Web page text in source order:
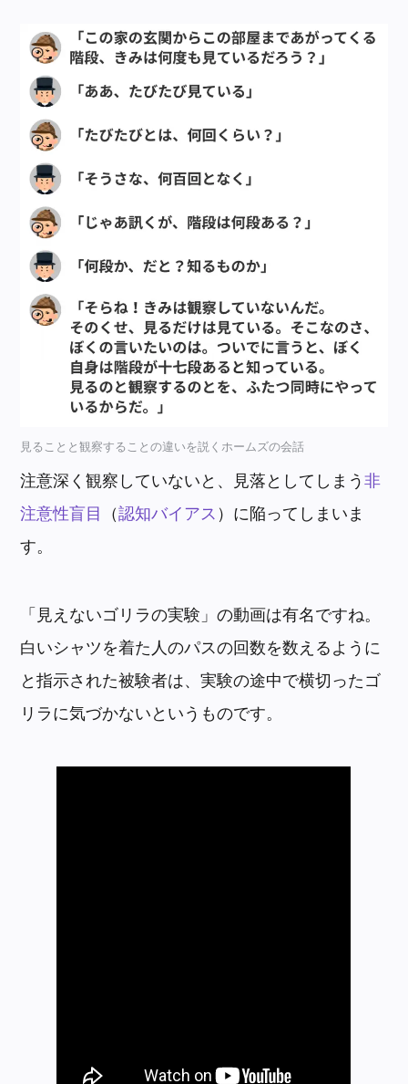
見ることと観察することの違いを説くホームズの会話
注意深く観察していないと、見落としてしまう非
注意性盲目
（認知バイアス ）に陥ってしまいま
す。
「見えないゴリラの実験」の動画は有名ですね。
白いシャツを着た人のパスの回数を数えるように
と指示された被験者は、実験の途中で横切ったゴ
リラに気づかないというものです。